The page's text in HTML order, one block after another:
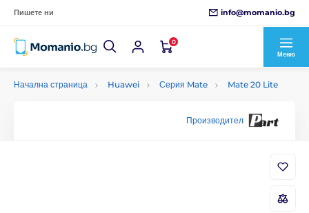
Пишете ни info@momanio.bg
0
Меню
Начална страница Huawei Серия Mate Mate 20 Lite
Производител